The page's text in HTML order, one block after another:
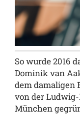
So wurde 2016
Dominik van
dem damaligen
von der
München